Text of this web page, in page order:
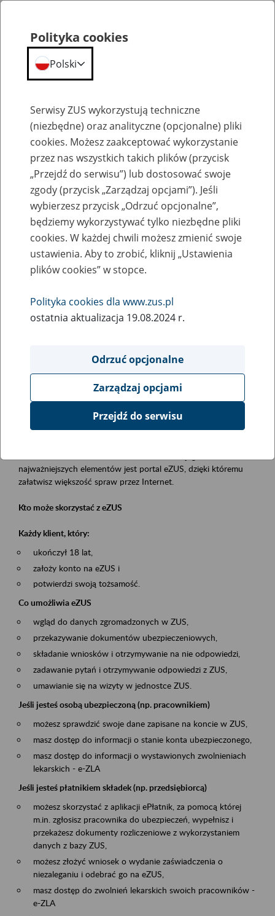
Szkolenia
Zaproś ZUS do siebie - zakładanie profili
eZUS w siedzibie Twojej firmy
Rodzaj wydarzenia
Szkolenia
Obszar merytoryczny
obsługa klientów
Opis wydarzenia
Platforma Usług Elektronicznych eZUS
najważniejszych elementów jest portal eZUS, dzięki któremu
załatwisz większość spraw przez Internet.
Kto może skorzystać z eZUS
Każdy klient, który:
ukończył 18 lat,
założy konto na eZUS i
potwierdzi swoją tożsamość.
Co umożliwia eZUS
wgląd do danych zgromadzonych w ZUS,
przekazywanie dokumentów ubezpieczeniowych,
składanie wniosków i otrzymywanie na nie odpowiedzi,
zadawanie pytań i otrzymywanie odpowiedzi z ZUS,
umawianie się na wizyty w jednostce ZUS.
Jeśli jesteś osobą ubezpieczoną (np. pracownikiem)
możesz sprawdzić swoje dane zapisane na koncie w ZUS,
masz dostęp do informacji o stanie konta ubezpieczonego,
masz dostęp do informacji o wystawionych zwolnieniach
lekarskich - e-ZLA
Jeśli jesteś płatnikiem składek (np. przedsiębiorcą)
możesz skorzystać z aplikacji ePłatnik, za pomocą której
m.in. zgłosisz pracownika do ubezpieczeń, wypełnisz i
przekażesz dokumenty rozliczeniowe z wykorzystaniem
danych z bazy ZUS,
możesz złożyć wniosek o wydanie zaświadczenia o
niezaleganiu i odebrać go na eZUS,
masz dostęp do zwolnień lekarskich swoich pracowników -
e-ZLA
Polityka cookies
Polski
Serwisy ZUS wykorzystują techniczne
(niezbędne) oraz analityczne (opcjonalne) pliki
cookies. Możesz zaakceptować wykorzystanie
przez nas wszystkich takich plików (przycisk
„Przejdź do serwisu”) lub dostosować swoje
zgody (przycisk „Zarządzaj opcjami”). Jeśli
wybierzesz przycisk „Odrzuć opcjonalne”,
będziemy wykorzystywać tylko niezbędne pliki
cookies. W każdej chwili możesz zmienić swoje
ustawienia. Aby to zrobić, kliknij „Ustawienia
plików cookies” w stopce.
Polityka cookies dla www.zus.pl
ostatnia aktualizacja 19.08.2024 r.
Odrzuć opcjonalne
Zarządzaj opcjami
Przejdź do serwisu